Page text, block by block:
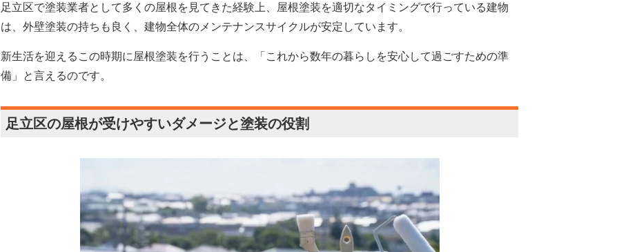
足立区で塗装業者として多くの屋根を見てきた経験上、屋根塗装を適切なタイミングで行っている建物
は、外壁塗装の持ちも良く、建物全体のメンテナンスサイクルが安定しています。
新生活を迎えるこの時期に屋根塗装を行うことは、「これから数年の暮らしを安心して過ごすための準
備」と言えるのです。
足立区の屋根が受けやすいダメージと塗装の役割